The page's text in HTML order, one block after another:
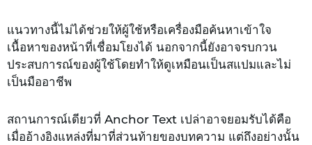
แนวทางนี้ไม่ได้ช่วยให้ผู้ใช้หรือเครื่องมือค้นหาเข้าใจ
เนื้อหาของหน้าที่เชื่อมโยงได้ นอกจากนี้ยังอาจรบกวน
ประสบการณ์ของผู้ใช้โดยทำให้ดูเหมือนเป็นสแปมและไม่
เป็นมืออาชีพ
สถานการณ์เดียวที่ Anchor Text เปล่าอาจยอมรับได้คือ
เมื่ออ้างอิงแหล่งที่มาที่ส่วนท้ายของบทความ แต่ถึงอย่างนั้น